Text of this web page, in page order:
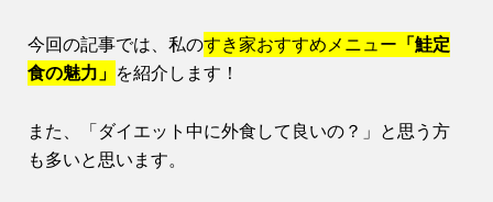
今回の記事では、私のすき家おすすめメニュー 「鮭定
食の魅力」 を紹介します！
また、「ダイエット中に外食して良いの？」と思う方
も多いと思います。